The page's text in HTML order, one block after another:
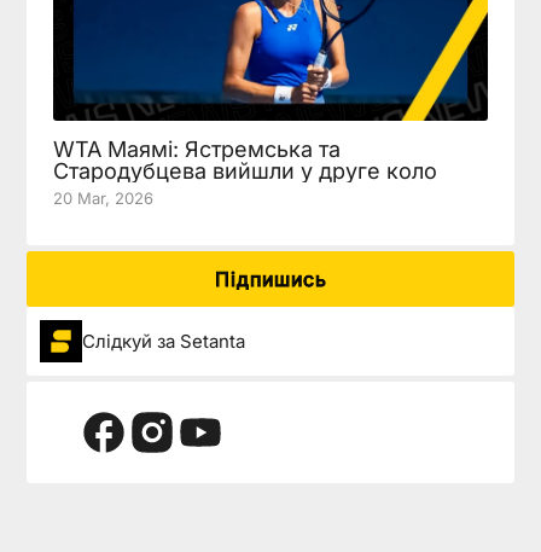
WTA Маямі: Ястремська та
Стародубцева вийшли у друге коло
20 Mar, 2026
Підпишись
Слідкуй за Setanta